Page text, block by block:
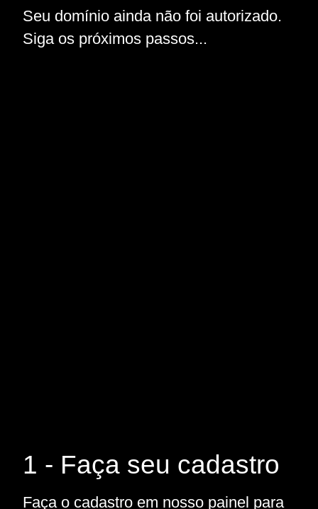
Seu domínio ainda não foi autorizado.
Siga os próximos passos...
1 - Faça seu cadastro
Faça o cadastro em nosso painel para